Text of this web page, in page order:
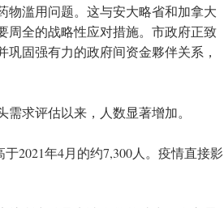
物滥用问题。这与安大略省和加拿大
周全的战略性应对措施。市政府正致
固强有力的政府间资金夥伴关系，
求评估以来，人数显著增加。
2021年4月的约7,300人。疫情直接影